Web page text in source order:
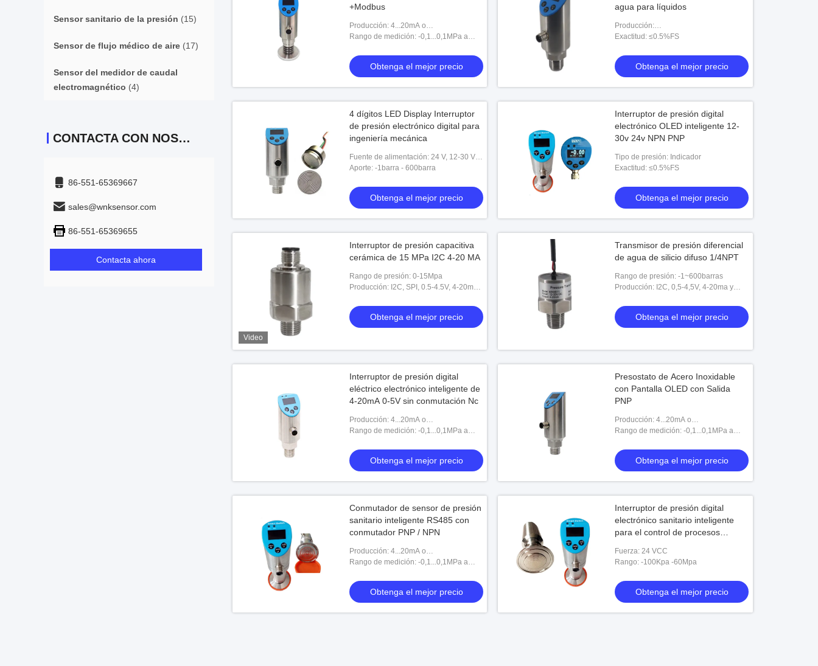
Sensor sanitario de la presión (15)
Sensor de flujo médico de aire (17)
Sensor del medidor de caudal
electromagnético (4)
CONTACTA CON NOSOTROS
86-551-65369667
sales@wnksensor.com
86-551-65369655
Contacta ahora
+Modbus
Producción: 4...20mA o
0...5V+PNP+MODBUS
Rango de medición: -0,1...0,1MPa a
Obtenga el mejor precio
agua para líquidos
Producción:
4...20mA/0...5V+PNP+MODBUS
Exactitud: ≤0.5%FS
Obtenga el mejor precio
4 dígitos LED Display Interruptor
de presión electrónico digital para
ingeniería mecánica
Fuente de alimentación: 24 V, 12-30 V
CC
Aporte: -1barra - 600barra
Obtenga el mejor precio
Interruptor de presión digital
electrónico OLED inteligente 12-
30v 24v NPN PNP
Tipo de presión: Indicador
Exactitud: ≤0.5%FS
Obtenga el mejor precio
Video
Interruptor de presión capacitiva
cerámica de 15 MPa I2C 4-20 MA
Rango de presión: 0-15Mpa
Producción: I2C, SPI, 0.5-4.5V, 4-20ma y
Obtenga el mejor precio
Transmisor de presión diferencial
de agua de silicio difuso 1/4NPT
Rango de presión: -1~600barras
Producción: I2C, 0,5-4,5V, 4-20ma y
Obtenga el mejor precio
Interruptor de presión digital
eléctrico electrónico inteligente de
4-20mA 0-5V sin conmutación Nc
Producción: 4...20mA o
0...5V+PNP+MODBUS
Rango de medición: -0,1...0,1MPa a
Obtenga el mejor precio
Presostato de Acero Inoxidable
con Pantalla OLED con Salida
PNP
Producción: 4...20mA o
0...5V+PNP+MODBUS
Rango de medición: -0,1...0,1MPa a
Obtenga el mejor precio
Conmutador de sensor de presión
sanitario inteligente RS485 con
conmutador PNP / NPN
Producción: 4...20mA o
0...5V+PNP+MODBUS
Rango de medición: -0,1...0,1MPa a
Obtenga el mejor precio
Interruptor de presión digital
electrónico sanitario inteligente
para el control de procesos
Fuerza: 24 VCC
Rango: -100Kpa -60Mpa
Obtenga el mejor precio